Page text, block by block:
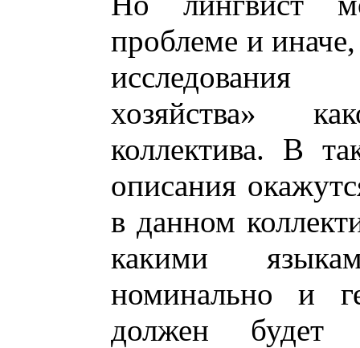
проблеме и
хозяйства»
коллектива. В
описания
в данном
какими
номинально и
должен будет